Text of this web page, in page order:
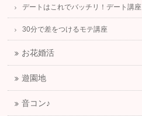
デートはこれでバッチリ！デート講座
30分で差をつけるモテ講座
お花婚活
遊園地
音コン♪